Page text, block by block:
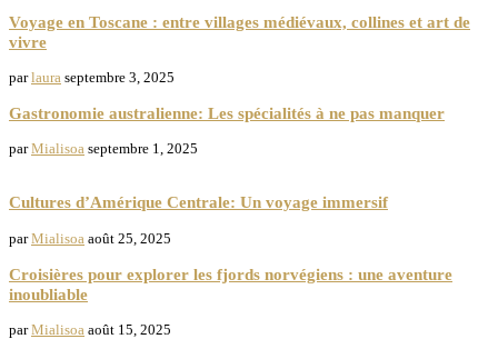
Voyage en Toscane : entre villages médiévaux, collines et art de
vivre
parlaura septembre 3, 2025
Gastronomie australienne: Les spécialités à ne pas manquer
parMialisoa septembre 1, 2025
Cultures d’Amérique Centrale: Un voyage immersif
parMialisoa août 25, 2025
Croisières pour explorer les fjords norvégiens : une aventure
inoubliable
parMialisoa août 15, 2025